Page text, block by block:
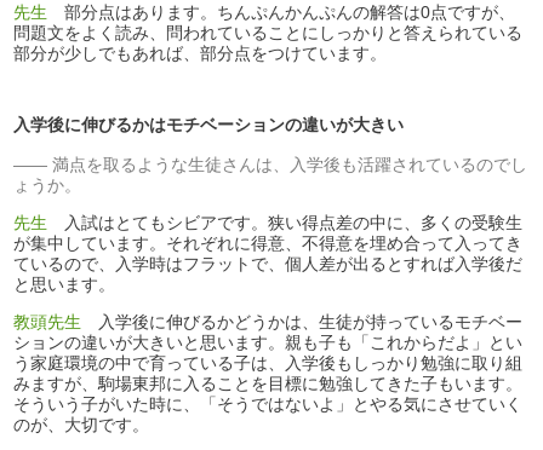
先生 部分点はあります。ちんぷんかんぷんの解答は0点ですが、
問題文をよく読み、問われていることにしっかりと答えられている
部分が少しでもあれば、部分点をつけています。
入学後に伸びるかはモチベーションの違いが大きい
満点を取るような生徒さんは、入学後も活躍されているのでし
ょうか。
先生 入試はとてもシビアです。狭い得点差の中に、多くの受験生
が集中しています。それぞれに得意、不得意を埋め合って入ってき
ているので、入学時はフラットで、個人差が出るとすれば入学後だ
と思います。
教頭先生 入学後に伸びるかどうかは、生徒が持っているモチベー
ションの違いが大きいと思います。親も子も「これからだよ」とい
う家庭環境の中で育っている子は、入学後もしっかり勉強に取り組
みますが、駒場東邦に入ることを目標に勉強してきた子もいます。
そういう子がいた時に、「そうではないよ」とやる気にさせていく
のが、大切です。